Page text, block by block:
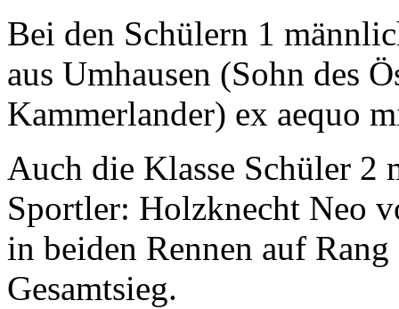
Bei den Schülern 1
aus Umhausen (Sohn des
Kammerlander) ex aequo
Auch die Klasse Schüler
Sportler: Holzknecht Neo
in beiden Rennen auf
Gesamtsieg.